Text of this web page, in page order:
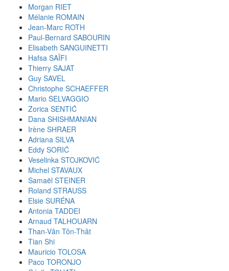
Morgan RIET
Mélanie ROMAIN
Jean-Marc ROTH
Paul-Bernard SABOURIN
Elisabeth SANGUINETTI
Hafsa SAÏFI
Thierry SAJAT
Guy SAVEL
Christophe SCHAEFFER
Mario SELVAGGIO
Zorica SENTIĆ
Dana SHISHMANIAN
Irène SHRAER
Adriana SILVA
Eddy SORIĆ
Veselinka STOJKOVIĆ
Michel STAVAUX
Samaël STEINER
Roland STRAUSS
Elsie SURÉNA
Antonia TADDEI
Arnaud TALHOUARN
Than-Vân Tôn-Thât
Tian Shi
Mauricio TOLOSA
Paco TORONJO